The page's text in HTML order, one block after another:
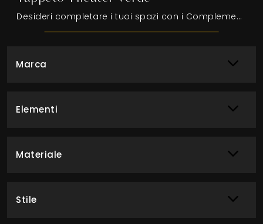
Marca
Elementi
Materiale
Stile
Desideri completare i tuoi spazi con i Complementi Adriani e Rossi? Eccoti vari modelli di tappeti in tessuto come Tappeto Theater Verde.